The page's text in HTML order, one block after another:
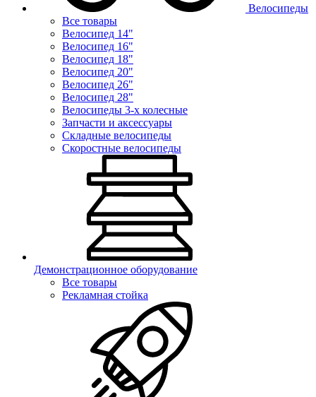
Велосипеды
Все товары
Велосипед 14"
Велосипед 16"
Велосипед 18"
Велосипед 20"
Велосипед 26"
Велосипед 28"
Велосипеды 3-х колесные
Запчасти и аксессуары
Складные велосипеды
Скоростные велосипеды
Демонстрационное оборудование
Все товары
Рекламная стойка